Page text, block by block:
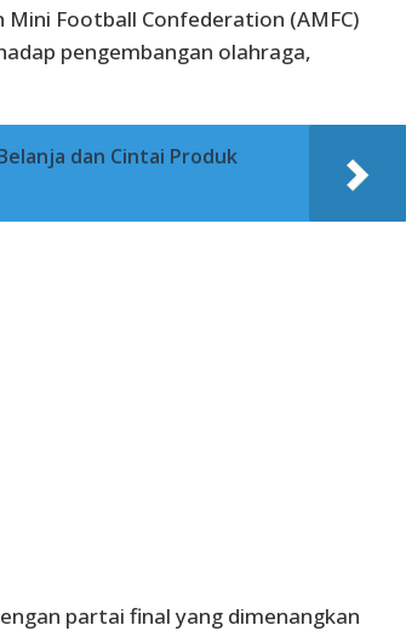
Mini Football Confederation (AMFC)
pengembangan olahraga,
dan Cintai Produk
partai final yang dimenangkan